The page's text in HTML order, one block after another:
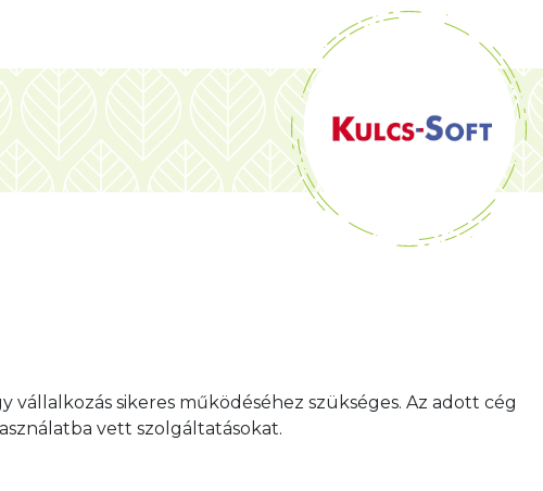
sikeres működéséhez szükséges. Az adott cég
vett szolgáltatásokat.